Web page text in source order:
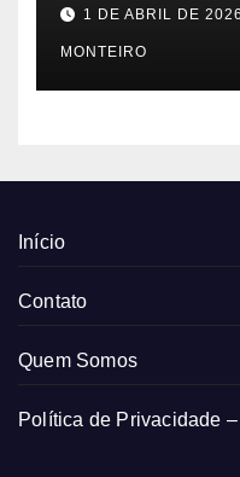
1 DE ABRIL DE 2026
MONTEIRO
Início
Contato
Quem Somos
Política de Privacidade